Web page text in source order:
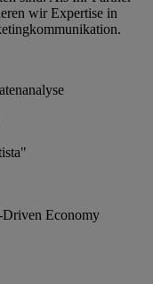
wir Expertise in
Driven Economy